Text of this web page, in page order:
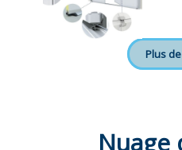
Plus
Nuage